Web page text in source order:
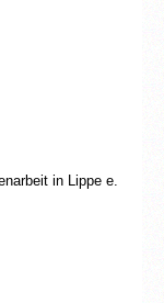
in Lippe e.